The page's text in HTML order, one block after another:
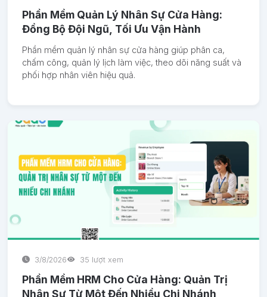
Phần Mềm Quản Lý Nhân Sự Cửa Hàng:
Đồng Bộ Đội Ngũ, Tối Ưu Vận Hành
Phần mềm quản lý nhân sự cửa hàng giúp phân ca,
chấm công, quản lý lịch làm việc, theo dõi năng suất và
phối hợp nhân viên hiệu quả.
3/8/2026 35 lượt xem
Phần Mềm HRM Cho Cửa Hàng: Quản Trị
Nhân Sự Từ Một Đến Nhiều Chi Nhánh